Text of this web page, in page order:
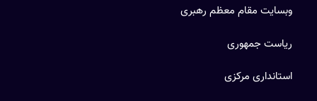
وبسایت مقام معظم رهبری
ریاست جمهوری
استانداری مرکزی